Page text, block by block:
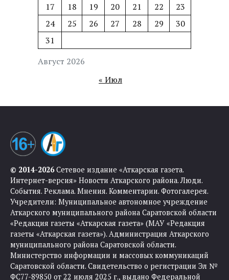
Август 2026
17
18 19 20 21 22
23
24
25 26 27 28 29
30
31
« Июл
© 2014-2026Сетевое издание «Аткарская газета.
Интернет-версия» Новости Аткарского района. Люди.
События. Реклама. Мнения. Комментарии. Фотогалерея.
Учредители: Муниципальное автономное учреждение
Аткарского муниципального района Саратовской области
«Редакция газеты «Аткарская газета» (МАУ «Редакция
газеты «Аткарская газета»). Администрация Аткарского
муниципального района Саратовской области.
Министерство информации и массовых коммуникаций
Саратовской области. Свидетельство о регистрации Эл №
ФС77-89850 от 22 июля 2025 г., выдано Федеральной